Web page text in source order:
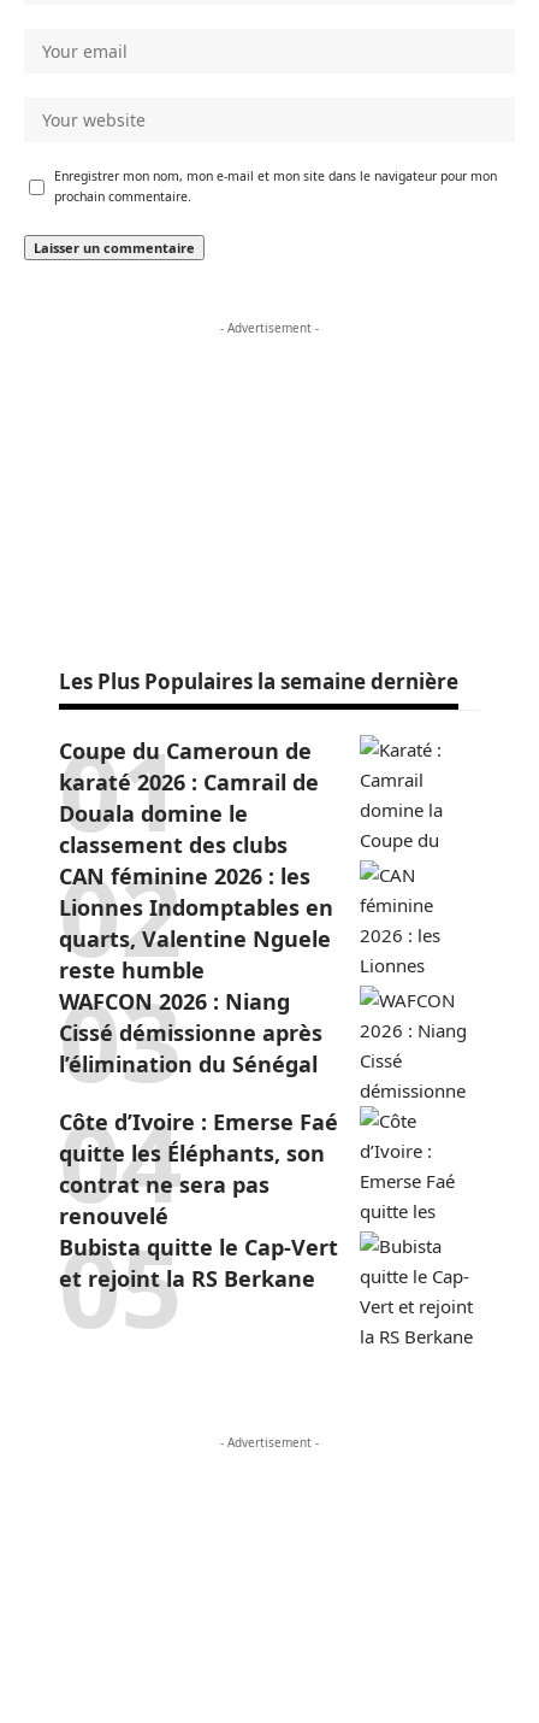
Enregistrer mon nom, mon e-mail et mon site dans le navigateur pour mon
prochain commentaire.
- Advertisement -
Les Plus Populaires la semaine dernière
Coupe du Cameroun de
karaté 2026 : Camrail de
Douala domine le
classement des clubs
CAN féminine 2026 : les
Lionnes Indomptables en
quarts, Valentine Nguele
reste humble
WAFCON 2026 : Niang
Cissé démissionne après
l’élimination du Sénégal
Côte d’Ivoire : Emerse Faé
quitte les Éléphants, son
contrat ne sera pas
renouvelé
Bubista quitte le Cap-Vert
et rejoint la RS Berkane
- Advertisement -